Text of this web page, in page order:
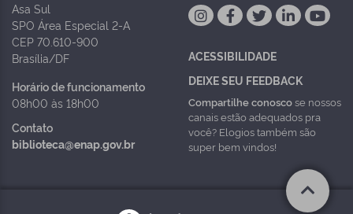
Asa Sul
SPO Área Especial 2-A
CEP 70.610-900
Brasília/DF
Horário de funcionamento
08h00 às 18h00
Contato
biblioteca@enap.gov.br
ACESSIBILIDADE
DEIXE SEU FEEDBACK
Compartilhe conoscose nossos
canais estão adequados pra
você? Elogios também são
super bem vindos!